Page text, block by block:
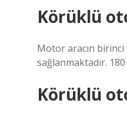
Körüklü
Motor aracın birinci
sağlanmaktadır.
Körüklü